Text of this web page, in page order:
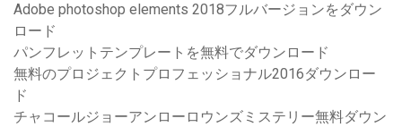
Adobe photoshop elements 2018フルバージョンをダウン
ロード
パンフレットテンプレートを無料でダウンロード
無料のプロジェクトプロフェッショナル2016ダウンロー
ド
チャコールジョーアンローロウンズミステリー無料ダウン